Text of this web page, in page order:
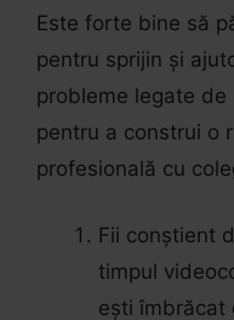
Este forte bine să
pentru sprijin și
probleme legate
pentru a construi o
profesională cu
Fii conștient
timpul
ești îmbrăcat